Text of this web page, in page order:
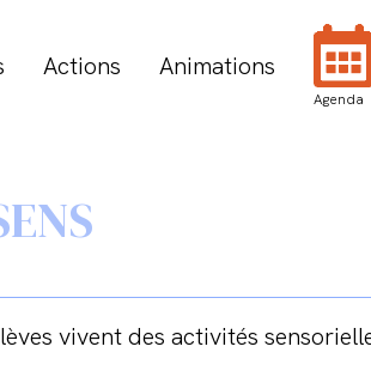
Actions Animations
Agenda
vivent des activités